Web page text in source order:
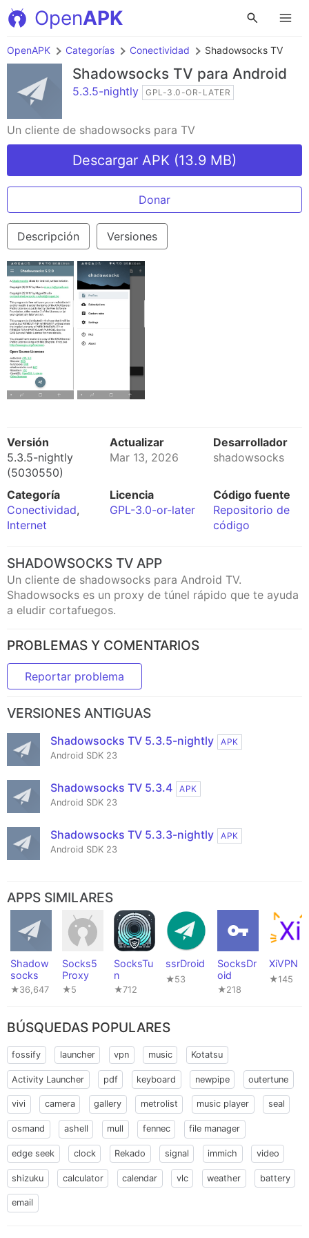
OpenAPK
OpenAPK Categorías Conectividad Shadowsocks TV
Shadowsocks TV para Android
5.3.5-nightly GPL-3.0-OR-LATER
Un cliente de shadowsocks para TV
Descargar APK (13.9 MB)
Donar
Descripción Versiones
Versión
5.3.5-nightly
(5030550)
Actualizar
Mar 13, 2026
Desarrollador
shadowsocks
Categoría
Conectividad,
Internet
Licencia
GPL-3.0-or-later
Código fuente
Repositorio de
código
SHADOWSOCKS TV APP
Un cliente de shadowsocks para Android TV.
Shadowsocks es un proxy de túnel rápido que te ayuda
a eludir cortafuegos.
PROBLEMAS Y COMENTARIOS
Reportar problema
VERSIONES ANTIGUAS
Shadowsocks TV 5.3.5-nightly
APK
Android SDK 23
Shadowsocks TV 5.3.4
APK
Android SDK 23
Shadowsocks TV 5.3.3-nightly
APK
Android SDK 23
APPS SIMILARES
Shadow
socks
★36,647
Socks5
Proxy
★5
SocksTu
n
★712
ssrDroid
★53
SocksDr
oid
★218
XiVPN
★145
BÚSQUEDAS POPULARES
fossify launcher vpn music Kotatsu
Activity Launcher pdf keyboard newpipe outertune
vivi camera gallery metrolist music player seal
osmand ashell mull fennec file manager
edge seek clock Rekado signal immich video
shizuku calculator calendar vlc weather battery
email